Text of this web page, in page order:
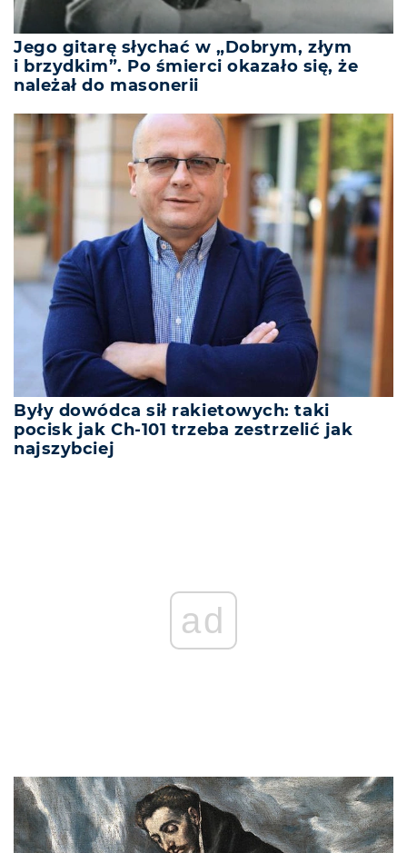
Jego gitarę słychać w „Dobrym, złym
i brzydkim”. Po śmierci okazało się, że
należał do masonerii
Były dowódca sił rakietowych: taki
pocisk jak Ch-101 trzeba zestrzelić jak
najszybciej
ad